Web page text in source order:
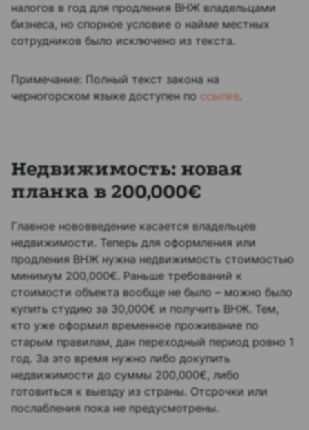
налогов в год для продления ВНЖ владельцами
бизнеса, но спорное условие о найме местных
сотрудников было исключено из текста.
Примечание: Полный текст закона на
черногорском языке доступен по ссылке.
Недвижимость: новая
планка в 200,000€
Главное нововведение касается владельцев
недвижимости. Теперь для оформления или
продления ВНЖ нужна недвижимость стоимостью
минимум 200,000€. Раньше требований к
стоимости объекта вообще не было – можно было
купить студию за 30,000€ и получить ВНЖ.​ Тем,
кто уже оформил временное проживание по
старым правилам, дан переходный период ровно 1
год. За это время нужно либо докупить
недвижимости до суммы 200,000€, либо
готовиться к выезду из страны. Отсрочки или
послабления пока не предусмотрены.​